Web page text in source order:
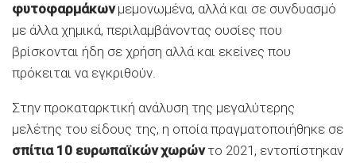
φυτοφαρμάκωνμεμονωμένα, αλλά και σε συνδυασμό
με άλλα χημικά, περιλαμβάνοντας ουσίες που
βρίσκονται ήδη σε χρήση αλλά και εκείνες που
πρόκειται να εγκριθούν.
Στην προκαταρκτική ανάλυση της μεγαλύτερης
μελέτης του είδους της, η οποία πραγματοποιήθηκε σε
σπίτια 10 ευρωπαϊκών χωρώντο 2021, εντοπίστηκαν